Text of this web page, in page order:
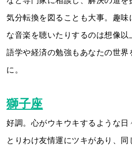
気分転換を図ることも大事。趣味
な音楽を聴いたりするのは想像以
語学や経済の勉強もあなたの世界
に。
獅子座
好調。心がウキウキするような日
とりわけ友情運にツキがあり、同